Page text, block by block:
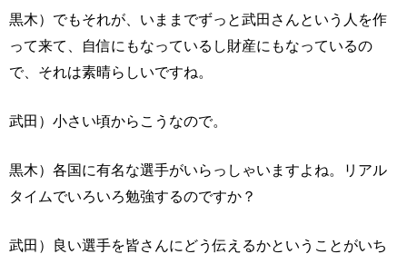
黒木）でもそれが、いままでずっと武田さんという人を作
って来て、自信にもなっているし財産にもなっているの
で、それは素晴らしいですね。
武田）小さい頃からこうなので。
黒木）各国に有名な選手がいらっしゃいますよね。リアル
タイムでいろいろ勉強するのですか？
武田）良い選手を皆さんにどう伝えるかということがいち